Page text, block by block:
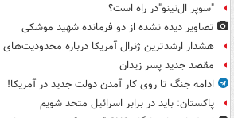
"سوپر ال‌نینو"در راه است؟
تصاویر دیده‌ نشده از دو فرمانده شهید موشکی
هشدار ارشدترین ژنرال آمریکا درباره محدودیت‌های
مقصد جدید پسر زیدان
ادامه جنگ تا روی کار آمدن دولت جدید در آمریکا!
پاکستان: باید در برابر اسرائیل متحد شویم